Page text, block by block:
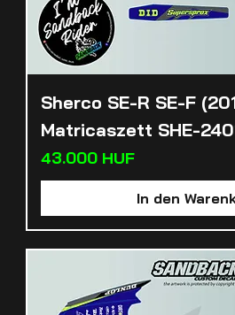
Sherco SE-R SE-F
Matricaszett SHE-
Preis
43.000 HUF
In den